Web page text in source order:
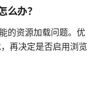
么办？
的资源加载问题。优
再决定是否启用浏览